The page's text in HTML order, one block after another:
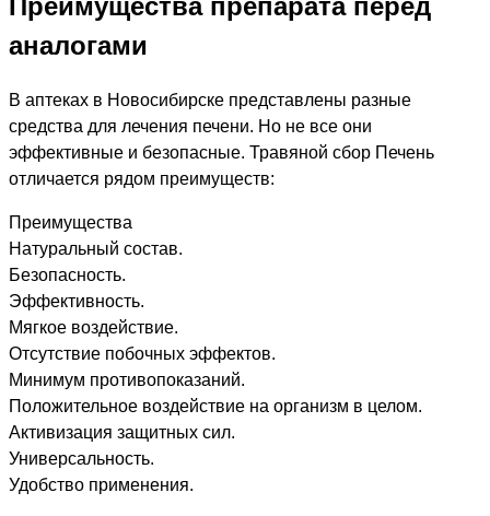
Преимущества препарата перед
аналогами
В аптеках в Новосибирске представлены разные
средства для лечения печени. Но не все они
эффективные и безопасные. Травяной сбор Печень
отличается рядом преимуществ:
Преимущества
Натуральный состав.
Безопасность.
Эффективность.
Мягкое воздействие.
Отсутствие побочных эффектов.
Минимум противопоказаний.
Положительное воздействие на организм в целом.
Активизация защитных сил.
Универсальность.
Удобство применения.